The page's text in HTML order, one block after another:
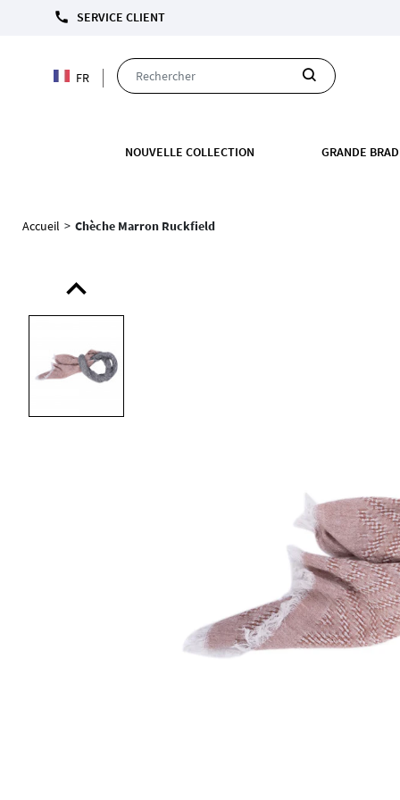
call SERVICE CLIENT
FR
NOUVELLE COLLECTION GRANDE
Accueil > Chèche Marron Ruckfield
expand_less